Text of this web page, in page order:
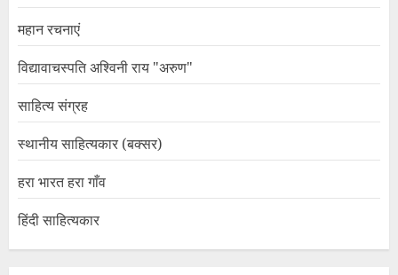
महान रचनाएं
विद्यावाचस्पति अश्विनी राय "अरुण"
साहित्य संग्रह
स्थानीय साहित्यकार (बक्सर)
हरा भारत हरा गाँव
हिंदी साहित्यकार